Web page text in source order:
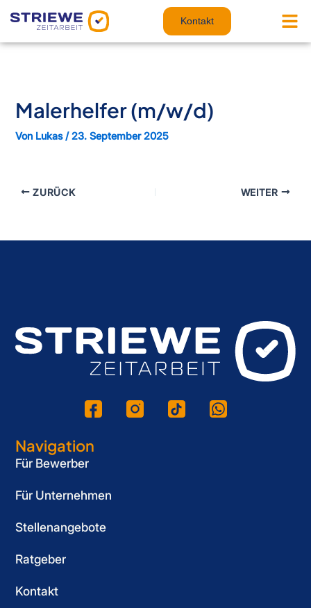
Inhalt
Kontakt
Malerhelfer (m/w/d)
Von Lukas/23. September 2025
ZURÜCK WEITER
Navigation
Für Bewerber
Für Unternehmen
Stellenangebote
Ratgeber
Kontakt